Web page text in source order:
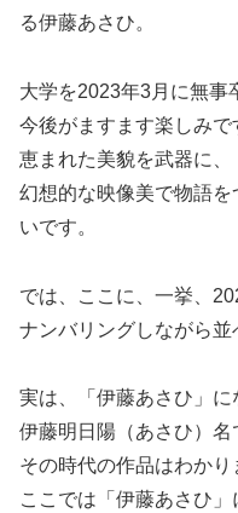
る伊藤あさひ。
大学を2023年3月に無事
今後がますます楽しみで
恵まれた美貌を武器に、
幻想的な映像美で物語
いです。
では、ここに、一挙、
ナンバリングしながら並
実は、「伊藤あさひ」に
伊藤明日陽（あさひ）名
その時代の作品はわかり
ここでは「伊藤あさひ」